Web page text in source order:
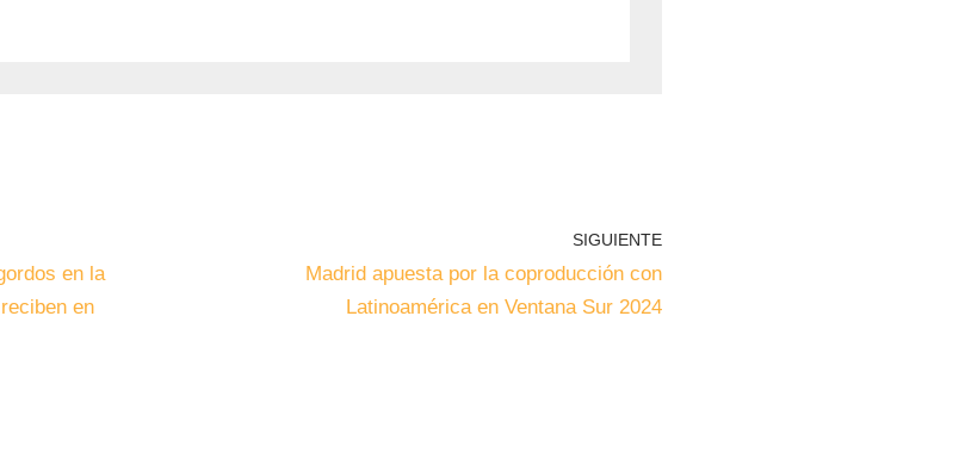
en la
en
SIGUIENTE
Madrid apuesta por la coproducción con
Latinoamérica en Ventana Sur 2024